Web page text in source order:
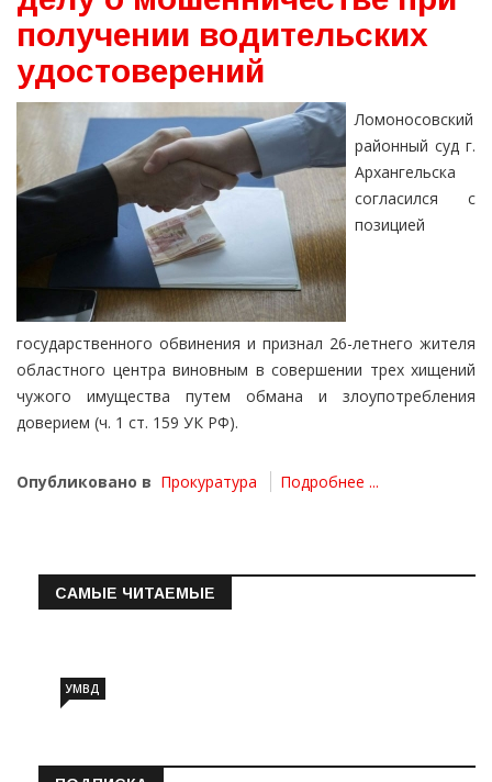
получении водительских
удостоверений
Ломоносовский
районный суд г.
Архангельска
согласился с
позицией
государственного обвинения и признал 26-летнего жителя
областного центра виновным в совершении трех хищений
чужого имущества путем обмана и злоупотребления
доверием (ч. 1 ст. 159 УК РФ).
Опубликовано в Прокуратура Подробнее ...
САМЫЕ ЧИТАЕМЫЕ
УМВД